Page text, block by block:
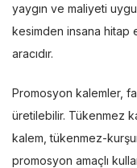
yaygın ve maliyeti
kesimden insana hitap
aracıdır.
Promosyon kalemler,
üretilebilir. Tükenmez
kalem, tükenmez-
promosyon amaçlı